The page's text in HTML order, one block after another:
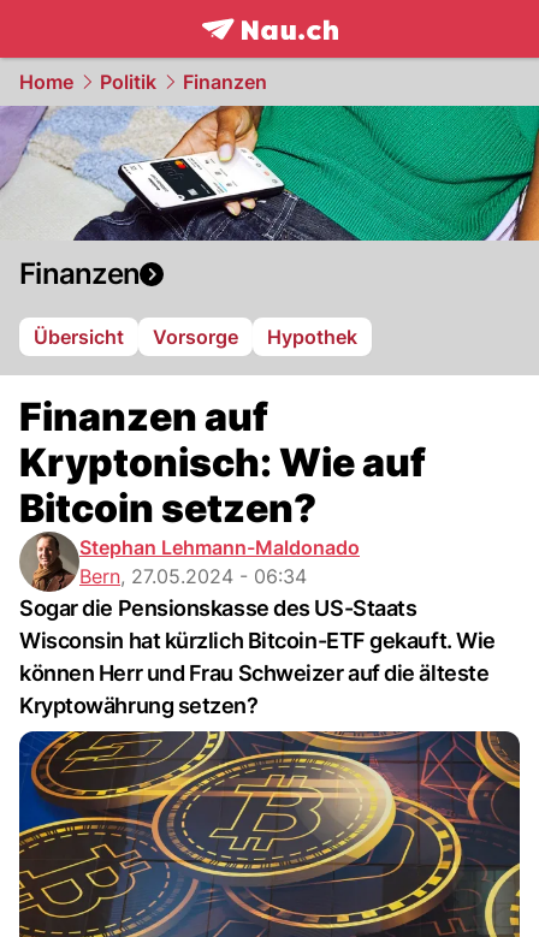
frontpage.NAU.ch
Home Politik Finanzen
Finanzen
Übersicht Vorsorge Hypothek
Finanzen auf
Kryptonisch: Wie auf
Bitcoin setzen?
Stephan Lehmann-Maldonado
Bern, 27.05.2024 - 06:34
Sogar die Pensionskasse des US-Staats
Wisconsin hat kürzlich Bitcoin-ETF gekauft. Wie
können Herr und Frau Schweizer auf die älteste
Kryptowährung setzen?